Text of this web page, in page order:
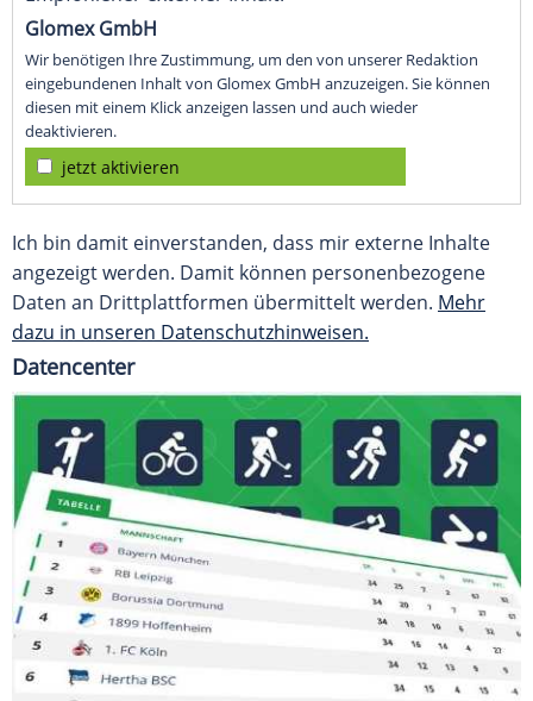
Glomex GmbH
Wir benötigen Ihre Zustimmung, um den von unserer Redaktion
eingebundenen Inhalt von Glomex GmbH anzuzeigen. Sie können
diesen mit einem Klick anzeigen lassen und auch wieder
deaktivieren.
jetzt aktivieren
Ich bin damit einverstanden, dass mir externe Inhalte
angezeigt werden. Damit können personenbezogene
Daten an Drittplattformen übermittelt werden. Mehr
dazu in unseren Datenschutzhinweisen.
Datencenter